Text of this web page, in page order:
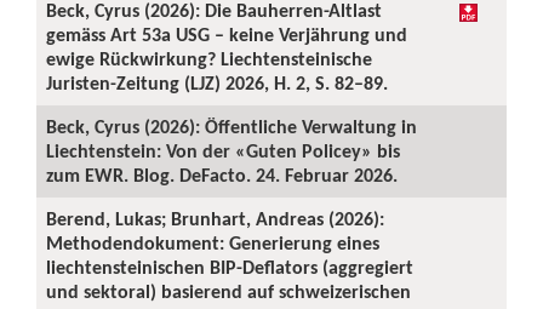
Beck, Cyrus (2026): Die Bauherren-Altlast
gemäss Art 53a USG – keine Verjährung und
ewige Rückwirkung? Liechtensteinische
Juristen-Zeitung (LJZ) 2026, H. 2, S. 82–89.
Beck, Cyrus (2026): Öffentliche Verwaltung in
Liechtenstein: Von der «Guten Policey» bis
zum EWR. Blog. DeFacto. 24. Februar 2026.
Berend, Lukas; Brunhart, Andreas (2026):
Methodendokument: Generierung eines
liechtensteinischen BIP-Deflators (aggregiert
und sektoral) basierend auf schweizerischen